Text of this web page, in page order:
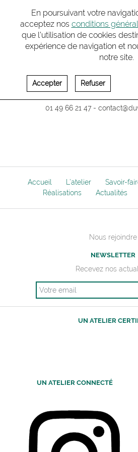
En poursuivant votre
acceptez nos conditions
que l’utilisation de cookies
expérience de navigation et
notre site.
Accepter Refuser
* ATELIER PARIS -
16-18 avenue Augustin
92240 Malakoff
01 49 66 21 47-
Accueil L’atelier Savoir-
Réalisations
Actualités
Nous rejoindre
NEWSLETTER
Recevez nos
UN ATELIER
UN ATELIER CONNECTÉ